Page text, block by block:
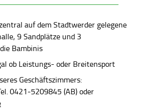
auf dem Stadtwerder gelegene
9 Sandplätze und 3
Bambinis
ob Leistungs- oder Breitensport
Geschäftszimmers:
0421-5209845 (AB) oder